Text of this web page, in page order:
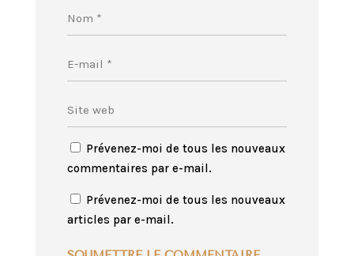
Prévenez-moi de tous les nouveaux
commentaires par e-mail.
Prévenez-moi de tous les nouveaux
articles par e-mail.